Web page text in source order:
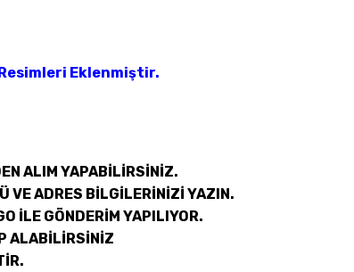
Eklenmiştir.
ALIM YAPABİLİRSİNİZ.
VE ADRES BİLGİLERİNİZİ YAZIN.
İLE GÖNDERİM YAPILIYOR.
ALABİLİRSİNİZ